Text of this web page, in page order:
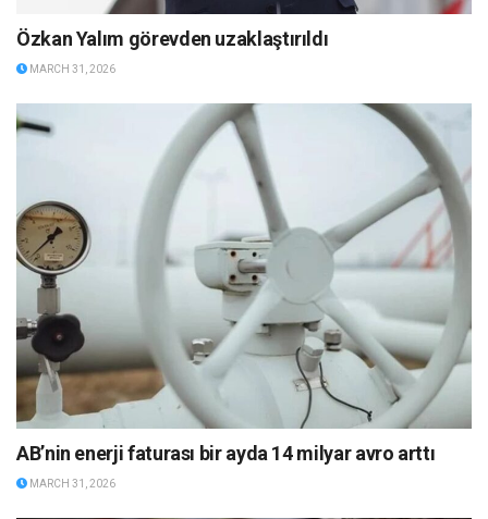
Özkan Yalım görevden uzaklaştırıldı
MARCH 31, 2026
AB’nin enerji faturası bir ayda 14 milyar avro arttı
MARCH 31, 2026